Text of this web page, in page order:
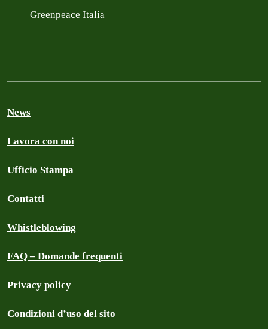
Greenpeace Italia
News
Lavora con noi
Ufficio Stampa
Contatti
Whistleblowing
FAQ – Domande frequenti
Privacy policy
Condizioni d’uso del sito